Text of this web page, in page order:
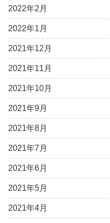
2022年2月
2022年1月
2021年12月
2021年11月
2021年10月
2021年9月
2021年8月
2021年7月
2021年6月
2021年5月
2021年4月